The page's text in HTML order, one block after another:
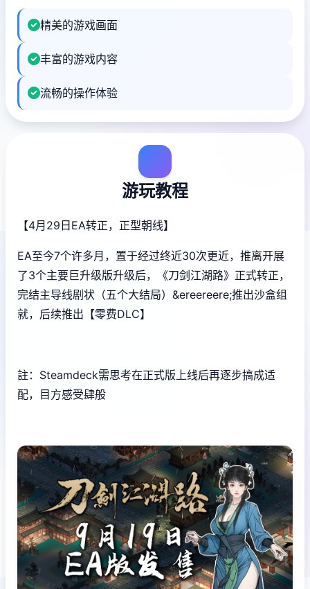
精美的游戏画面
丰富的游戏内容
流畅的操作体验
游玩教程
【4月29日EA转正，正型朝线】
EA至今7个许多月，置于经过终近30次更近，推离开展
了3个主要巨升级版升级后，《刀剑江湖路》正式转正，
完结主导线剧状（五个大结局）&ereereere;推出沙盒组
就，后续推出【零费DLC】
註：Steamdeck需思考在正式版上线后再逐步搞成适
配，目方感受肆般